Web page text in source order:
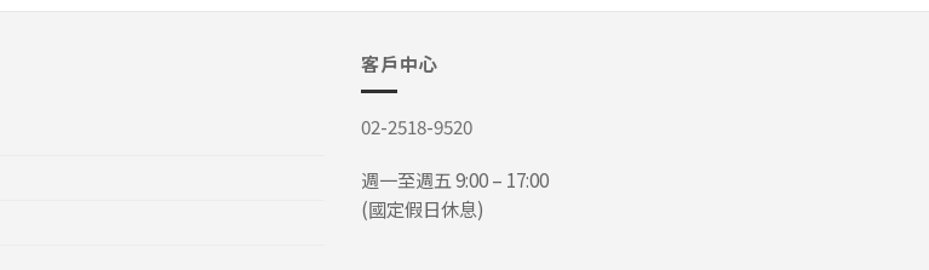
客戶中心
02-2518-9520
週一至週五 9:00 – 17:00
(國定假日休息)